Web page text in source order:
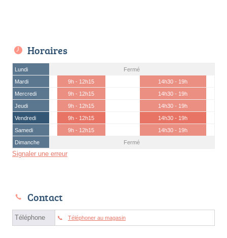
Horaires
Lundi
Fermé
Mardi
9h - 12h15
14h30 - 19h
Mercredi
9h - 12h15
14h30 - 19h
Jeudi
9h - 12h15
14h30 - 19h
Vendredi
9h - 12h15
14h30 - 19h
Samedi
9h - 12h15
14h30 - 19h
Dimanche
Fermé
Signaler une erreur
Contact
Téléphone Téléphoner au magasin